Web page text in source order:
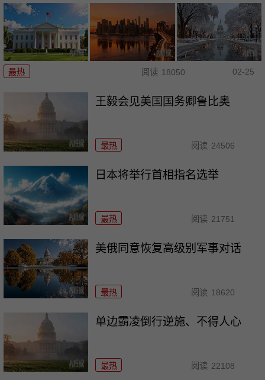
最热 阅读 18050 02-25
王毅会见美国国务卿鲁比奥
最热 阅读 24506
日本将举行首相指名选举
最热 阅读 21751
美俄同意恢复高级别军事对话
最热 阅读 18620
单边霸凌倒行逆施、不得人心
最热 阅读 22108